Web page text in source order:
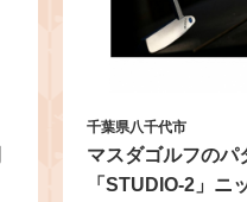
千葉県八千代市
マスダゴルフのパ
「STUDIO-2」ニ